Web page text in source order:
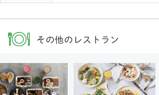
その他のレストラン